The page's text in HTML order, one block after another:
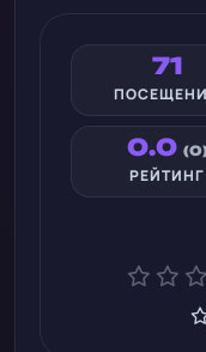
71
0.0
РЕЙТИНГ